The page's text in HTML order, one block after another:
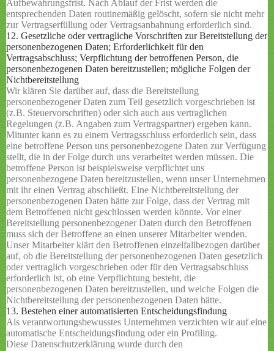
Aufbewahrungsfrist. Nach Ablauf der Frist werden die
entsprechenden Daten routinemäßig gelöscht, sofern sie nicht mehr
zur Vertragserfüllung oder Vertragsanbahnung erforderlich sind.
12. Gesetzliche oder vertragliche Vorschriften zur Bereitstellung der
personenbezogenen Daten; Erforderlichkeit für den
Vertragsabschluss; Verpflichtung der betroffenen Person, die
personenbezogenen Daten bereitzustellen; mögliche Folgen der
Nichtbereitstellung
Wir klären Sie darüber auf, dass die Bereitstellung
personenbezogener Daten zum Teil gesetzlich vorgeschrieben ist
(z.B. Steuervorschriften) oder sich auch aus vertraglichen
Regelungen (z.B. Angaben zum Vertragspartner) ergeben kann.
Mitunter kann es zu einem Vertragsschluss erforderlich sein, dass
eine betroffene Person uns personenbezogene Daten zur Verfügung
stellt, die in der Folge durch uns verarbeitet werden müssen. Die
betroffene Person ist beispielsweise verpflichtet uns
personenbezogene Daten bereitzustellen, wenn unser Unternehmen
mit ihr einen Vertrag abschließt. Eine Nichtbereitstellung der
personenbezogenen Daten hätte zur Folge, dass der Vertrag mit
dem Betroffenen nicht geschlossen werden könnte. Vor einer
Bereitstellung personenbezogener Daten durch den Betroffenen
muss sich der Betroffene an einen unserer Mitarbeiter wenden.
Unser Mitarbeiter klärt den Betroffenen einzelfallbezogen darüber
auf, ob die Bereitstellung der personenbezogenen Daten gesetzlich
oder vertraglich vorgeschrieben oder für den Vertragsabschluss
erforderlich ist, ob eine Verpflichtung besteht, die
personenbezogenen Daten bereitzustellen, und welche Folgen die
Nichtbereitstellung der personenbezogenen Daten hätte.
13. Bestehen einer automatisierten Entscheidungsfindung
Als verantwortungsbewusstes Unternehmen verzichten wir auf eine
automatische Entscheidungsfindung oder ein Profiling.
Diese Datenschutzerklärung wurde durch den